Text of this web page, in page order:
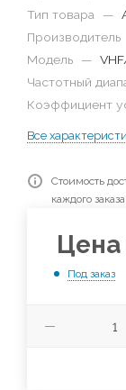
Тип товара
—
Производитель
Модель
—
Частотный
Коэффициент
Все
Стоимость
каждого заказа
Цена
Под заказ